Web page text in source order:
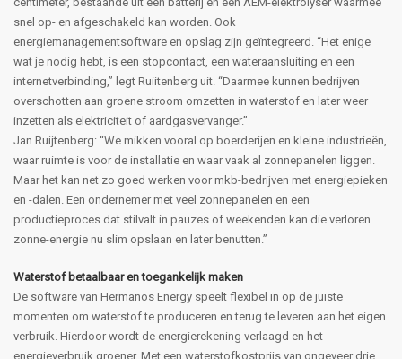
snel op- en afgeschakeld kan worden. Ook
energiemanagementsoftware en opslag zijn geïntegreerd. “Het enige
wat je nodig hebt, is een stopcontact, een wateraansluiting en een
internetverbinding,” legt Ruiitenberg uit. “Daarmee kunnen bedrijven
overschotten aan groene stroom omzetten in waterstof en later weer
inzetten als elektriciteit of aardgasvervanger.”
Jan Ruijtenberg: “We mikken vooral op boerderijen en kleine industrieën,
waar ruimte is voor de installatie en waar vaak al zonnepanelen liggen.
Maar het kan net zo goed werken voor mkb-bedrijven met energiepieken
en -dalen. Een ondernemer met veel zonnepanelen en een
productieproces dat stilvalt in pauzes of weekenden kan die verloren
zonne-energie nu slim opslaan en later benutten.”
Waterstof betaalbaar en toegankelijk maken
De software van Hermanos Energy speelt flexibel in op de juiste
momenten om waterstof te produceren en terug te leveren aan het eigen
verbruik. Hierdoor wordt de energierekening verlaagd en het
energieverbruik groener. Met een waterstofkostprijs van ongeveer drie